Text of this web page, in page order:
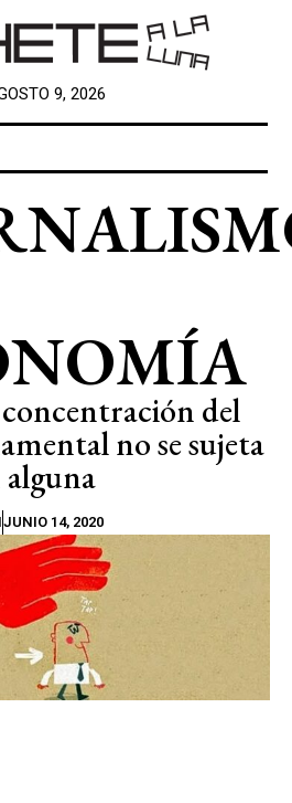
9, 2026
del
no se sujeta
JUNIO 14, 2020